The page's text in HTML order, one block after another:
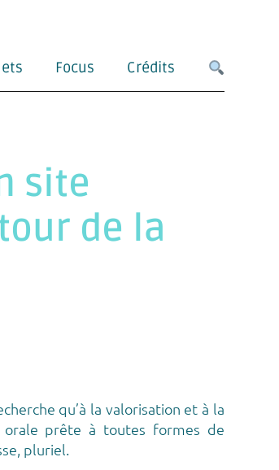
Focus Crédits
site
de la
qu’à la valorisation et à la
orale prête à toutes formes de
pluriel.